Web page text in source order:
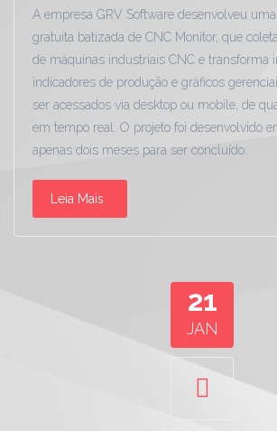
A empresa GRV Software desenvolveu
gratuita batizada de CNC Monitor, que
de máquinas industriais CNC e transforma
indicadores de produção e gráficos
ser acessados via desktop ou mobile, de
em tempo real. O projeto foi desenvolvido
apenas dois meses para ser concluído.
Leia Mais
21
JAN